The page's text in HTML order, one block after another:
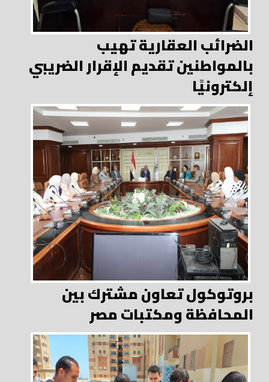
الضرائب العقارية تهيب
بالمواطنين تقديم الإقرار الضريبي
إلكترونيًا
بروتوكول تعاون مشترك بين
المحافظة ومكتبات مصر